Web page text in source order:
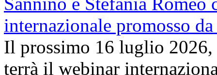
Il prossimo 16 luglio
terrà il webinar